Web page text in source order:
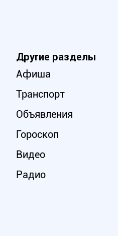
Другие разделы
Афиша
Транспорт
Объявления
Гороскоп
Видео
Радио